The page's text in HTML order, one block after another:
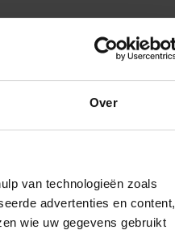
Over
van technologieën zoals
advertenties en content,
wie uw gegevens gebruikt